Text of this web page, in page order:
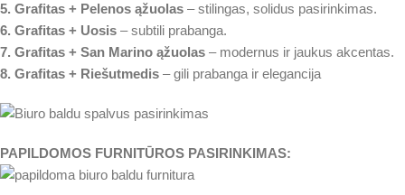
5. Grafitas + Pelenos ąžuolas – stilingas, solidus pasirinkimas.
6. Grafitas + Uosis – subtili prabanga.
7. Grafitas + San Marino ąžuolas – modernus ir jaukus akcentas.
8. Grafitas + Riešutmedis – gili prabanga ir elegancija
PAPILDOMOS FURNITŪROS PASIRINKIMAS: